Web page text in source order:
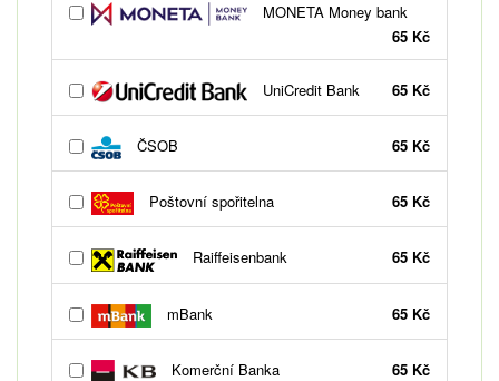
MONETA Money bank
65 Kč
UniCredit Bank 65 Kč
ČSOB 65 Kč
Poštovní spořitelna 65 Kč
Raiffeisenbank 65 Kč
mBank 65 Kč
Komerční Banka 65 Kč